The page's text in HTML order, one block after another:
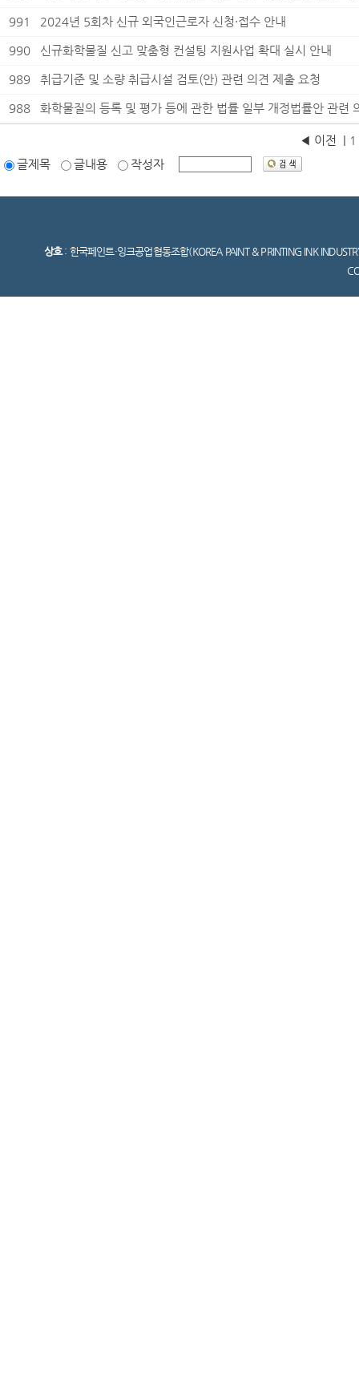
991 2024년 5회차 신규 외국인근로자 신청·접수 안내
990 신규화학물질 신고 맞춤형 컨설팅 지원사업 확대 실시 안내
989 취급기준 및 소량 취급시설 검토(안) 관련 의견 제출 요청
988 화학물질의 등록 및 평가 등에 관한 법률 일부 개정법률안 관련
◀ 이전
글제목
글내용 작성자
상호: 한국페인트·잉크공업협동조합(KOREA PAINT & PRINTING INK